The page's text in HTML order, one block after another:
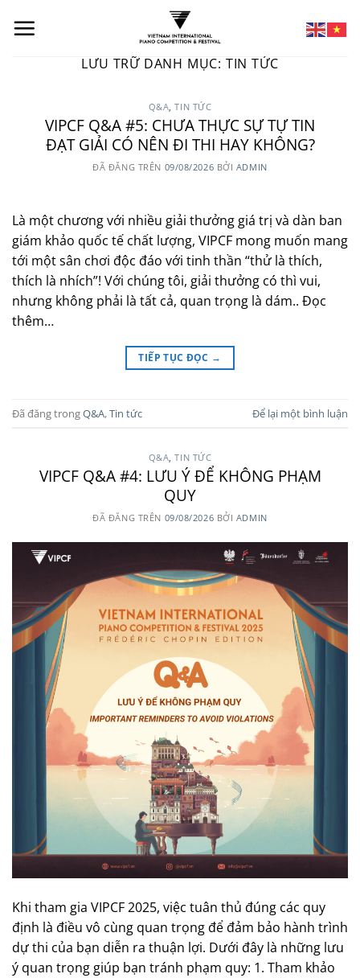
LƯU TRỮ DANH MỤC: TIN TỨC
Q&A,TIN TỨC
VIPCF Q&A #5: CHƯA THỰC SỰ TỰ TIN
ĐẠT GIẢI CÓ NÊN ĐI THI HAY KHÔNG?
ĐÃ ĐĂNG TRÊN 09/08/2026 BỞI ADMIN
Là một chương với nhiều giải thưởng giá trị và dàn ban
giám khảo quốc tế chất lượng, VIPCF mong muốn mang
tới một sân chơi độc đáo với tinh thần “thử là thích,
thích là nhích”! Với chúng tôi, giải thưởng có thì vui,
nhưng không phải là tất cả, quan trọng là dám.. Đọc
thêm…
TIẾP TỤC ĐỌC →
Đã đăng trongQ&A,Tin tức Để lại một bình luận
Q&A,TIN TỨC
VIPCF Q&A #4: LƯU Ý ĐỂ KHÔNG PHẠM
QUY
ĐÃ ĐĂNG TRÊN 09/08/2026 BỞI ADMIN
Khi tham gia VIPCF 2025, việc tuân thủ đúng các quy
định là điều vô cùng quan trọng để đảm bảo hành trình
dự thi của bạn diễn ra thuận lợi. Dưới đây là những lưu
ý quan trọng giúp bạn tránh phạm quy: 1. Tham khảo